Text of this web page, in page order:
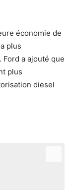
économie de
plus
a ajouté que
plus
diesel